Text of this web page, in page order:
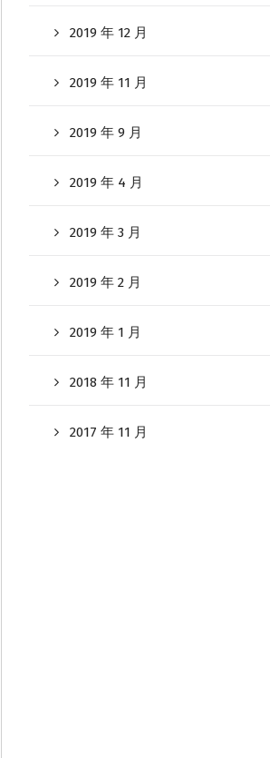
2019 年 12 月
2019 年 11 月
2019 年 9 月
2019 年 4 月
2019 年 3 月
2019 年 2 月
2019 年 1 月
2018 年 11 月
2017 年 11 月